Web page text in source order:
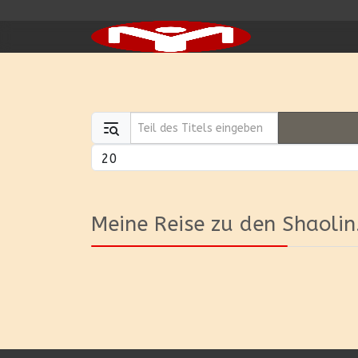
Teil des Titels eingeben
Anzeige #
Meine Reise zu den